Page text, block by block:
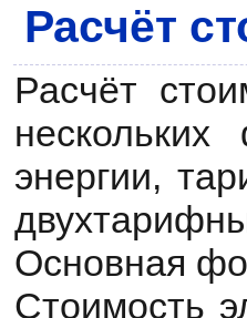
Расчёт
Расчёт
энергии,
Основная
Стоимость